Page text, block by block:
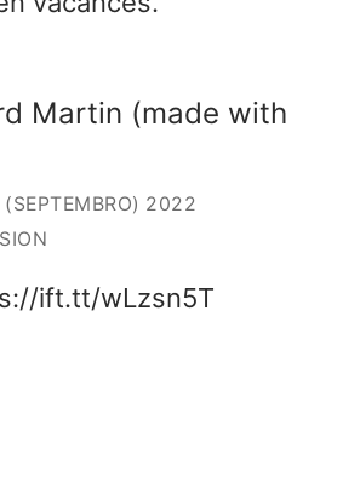
Martin (made with
(SEPTEMBRO) 2022
ift.tt/wLzsn5T